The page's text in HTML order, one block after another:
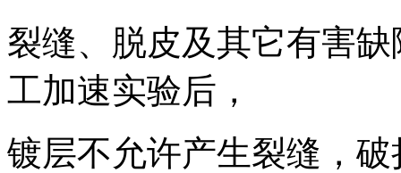
裂缝、脱皮及其它有害
工加速实验后，
镀层不允许产生裂缝，